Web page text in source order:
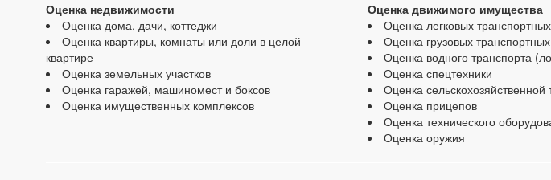
Оценка недвижимости
Оценка дома, дачи, коттеджи
Оценка квартиры, комнаты или доли в целой
квартире
Оценка земельных участков
Оценка гаражей, машиномест и боксов
Оценка имущественных комплексов
Оценка движимого имущества
Оценка легковых
Оценка грузовых
Оценка водного транспорта
Оценка спецтехники
Оценка сельскохозяйственной
Оценка прицепов
Оценка технического
Оценка оружия